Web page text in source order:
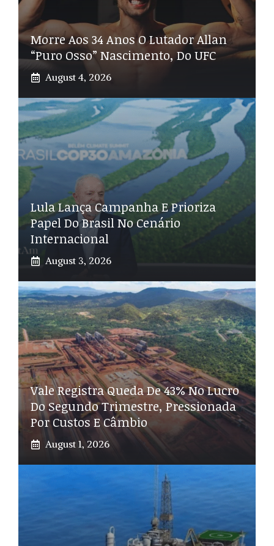
Morre Aos 34 Anos O Lutador Allan
“Puro Osso” Nascimento, Do UFC
August 4, 2026
Lula Lança Campanha E Prioriza
Papel Do Brasil No Cenário
Internacional
August 3, 2026
Vale Registra Queda De 43% No Lucro
Do Segundo Trimestre, Pressionada
Por Custos E Câmbio
August 1, 2026